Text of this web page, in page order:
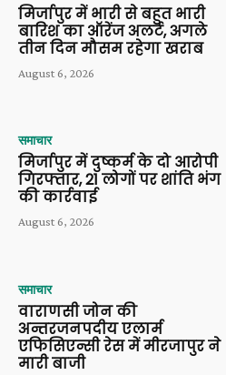
मिर्जापुर में भारी से बहुत भारी
बारिश का ऑरेंज अलर्ट, अगले
तीन दिन मौसम रहेगा खराब
August 6, 2026
समाचार
मिर्जापुर में दुष्कर्म के दो आरोपी
गिरफ्तार, 21 लोगों पर शांति भंग
की कार्रवाई
August 6, 2026
समाचार
वाराणसी जोन की
अन्तरजनपदीय एलार्म
एफिसिएन्सी रेस में मीरजापुर ने
मारी बाजी